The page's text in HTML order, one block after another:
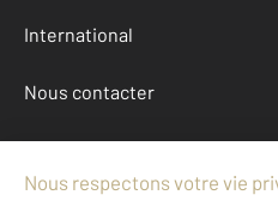
International
Nous contacter
Mentions légales & CGU